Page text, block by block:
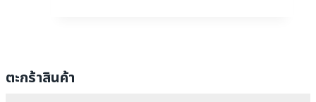
ตะกร้าสินค้า